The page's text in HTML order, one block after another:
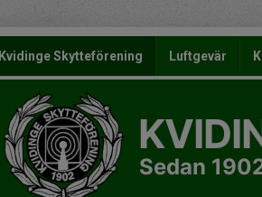
Kvidinge Skytteförening Luftgevär
Sedan